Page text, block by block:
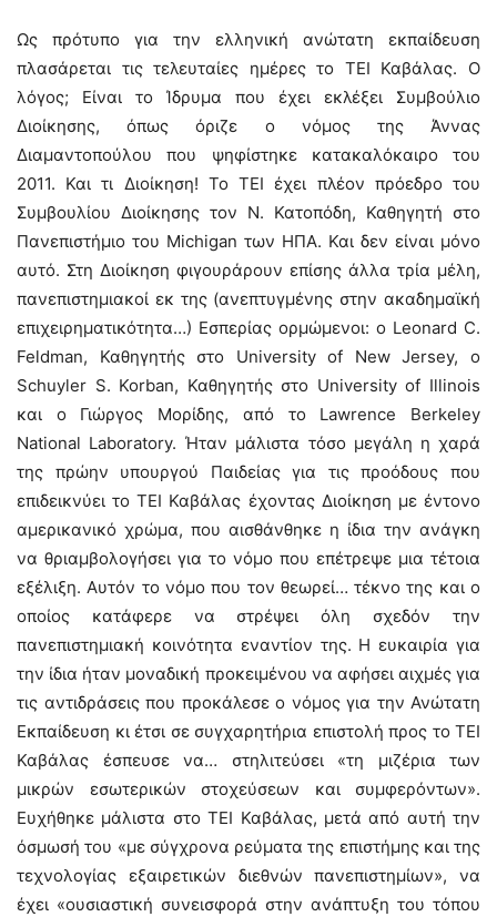
Ως πρότυπο για την ελληνική ανώτατη εκπαίδευση
πλασάρεται τις τελευταίες ημέρες το ΤΕΙ Καβάλας. Ο
λόγος; Είναι το Ίδρυμα που έχει εκλέξει Συμβούλιο
Διοίκησης, όπως όριζε ο νόμος της Άννας
Διαμαντοπούλου που ψηφίστηκε κατακαλόκαιρο του
2011. Και τι Διοίκηση! Το ΤΕΙ έχει πλέον πρόεδρο του
Συμβουλίου Διοίκησης τον Ν. Κατοπόδη, Καθηγητή στο
Πανεπιστήμιο του Michigan των ΗΠΑ. Και δεν είναι μόνο
αυτό. Στη Διοίκηση φιγουράρουν επίσης άλλα τρία μέλη,
πανεπιστημιακοί εκ της (ανεπτυγμένης στην ακαδημαϊκή
επιχειρηματικότητα…) Εσπερίας ορμώμενοι: ο Leonard C.
Feldman, Καθηγητής στο University of New Jersey, ο
Schuyler S. Korban, Καθηγητής στο University of Illinois
και ο Γιώργος Μορίδης, από το Lawrence Berkeley
National Laboratory. Ήταν μάλιστα τόσο μεγάλη η χαρά
της πρώην υπουργού Παιδείας για τις προόδους που
επιδεικνύει το ΤΕΙ Καβάλας έχοντας Διοίκηση με έντονο
αμερικανικό χρώμα, που αισθάνθηκε η ίδια την ανάγκη
να θριαμβολογήσει για το νόμο που επέτρεψε μια τέτοια
εξέλιξη. Αυτόν το νόμο που τον θεωρεί… τέκνο της και ο
οποίος κατάφερε να στρέψει όλη σχεδόν την
πανεπιστημιακή κοινότητα εναντίον της. Η ευκαιρία για
την ίδια ήταν μοναδική προκειμένου να αφήσει αιχμές για
τις αντιδράσεις που προκάλεσε ο νόμος για την Ανώτατη
Εκπαίδευση κι έτσι σε συγχαρητήρια επιστολή προς το ΤΕΙ
Καβάλας έσπευσε να… στηλιτεύσει «τη μιζέρια των
μικρών εσωτερικών στοχεύσεων και συμφερόντων».
Ευχήθηκε μάλιστα στο ΤΕΙ Καβάλας, μετά από αυτή την
όσμωσή του «με σύγχρονα ρεύματα της επιστήμης και της
τεχνολογίας εξαιρετικών διεθνών πανεπιστημίων», να
έχει «ουσιαστική συνεισφορά στην ανάπτυξη του τόπου